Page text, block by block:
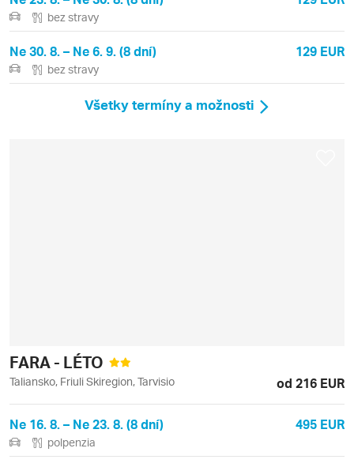
bez stravy
Ne 30. 8. – Ne 6. 9. (8 dní) 129 EUR
bez stravy
Všetky termíny a možnosti
FARA - LÉTO
Taliansko, Friuli Skiregion, Tarvisio od 216 EUR
Ne 16. 8. – Ne 23. 8. (8 dní) 495 EUR
polpenzia